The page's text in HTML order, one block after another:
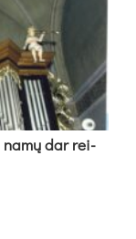
na­mų dar rei­